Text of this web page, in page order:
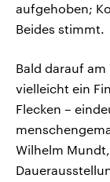
aufgehoben;
Beides stimmt.
Bald darauf
vielleicht ein
Flecken –
Wilhelm